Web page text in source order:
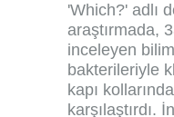
'Which?' adlı
araştırmada,
inceleyen
bakterileriyle
kapı
karşılaştırdı.